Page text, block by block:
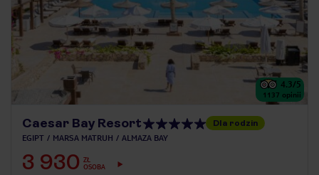
4.3/5
1137 opinii
Caesar Bay Resort Dla rodzin
EGIPT MARSA MATRUH ALMAZA BAY
3 930 ZŁ
OSOBA